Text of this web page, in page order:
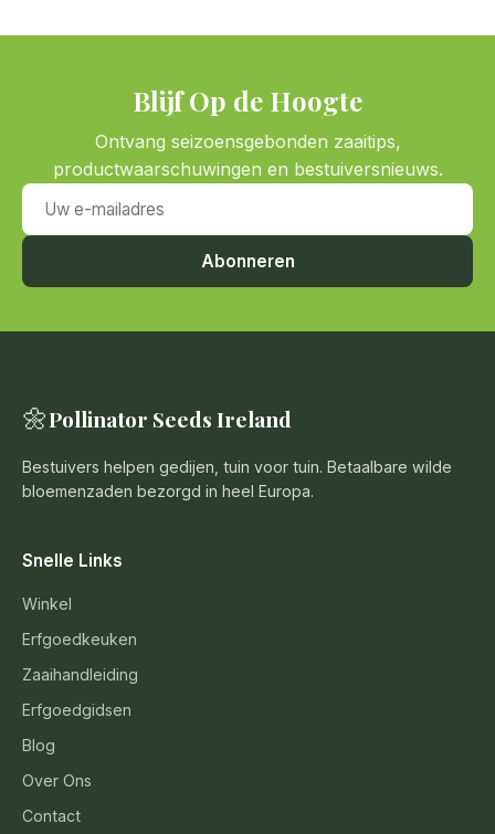
Blijf Op de Hoogte
Ontvang seizoensgebonden zaaitips,
productwaarschuwingen en bestuiversnieuws.
Uw e-mailadres
Abonneren
🌼Pollinator Seeds Ireland
Bestuivers helpen gedijen, tuin voor tuin. Betaalbare wilde
bloemenzaden bezorgd in heel Europa.
Snelle Links
Winkel
Erfgoedkeuken
Zaaihandleiding
Erfgoedgidsen
Blog
Over Ons
Contact